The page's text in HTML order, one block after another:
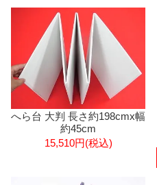
へら台 大判 長さ約198cmx幅
約45cm
15,510円(税込)